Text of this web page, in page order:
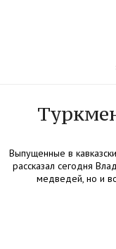
Выпущенные в
рассказал сегодня
медведей, но и